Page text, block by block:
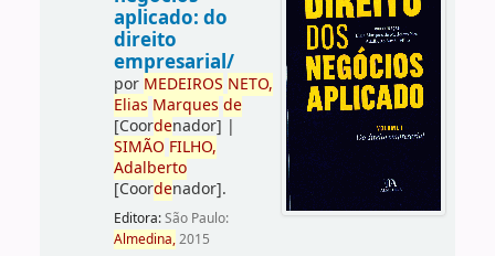
aplicado: do
direito
empresarial/
por MEDEIROS NETO,
Elias Marques de
[Coordenador] |
SIMÃO FILHO,
Adalberto
[Coordenador].
Editora:São Paulo:
Almedina,2015